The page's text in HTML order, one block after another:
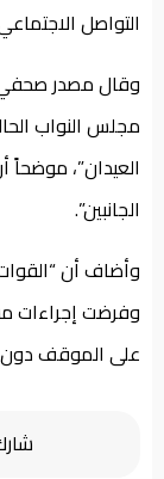
التواصل
وقال مصدر
مجلس النواب
العيدان”، موضحاً
الجانبين”.
وأضاف أن
وفرضت إجراءات
على الموقف دون